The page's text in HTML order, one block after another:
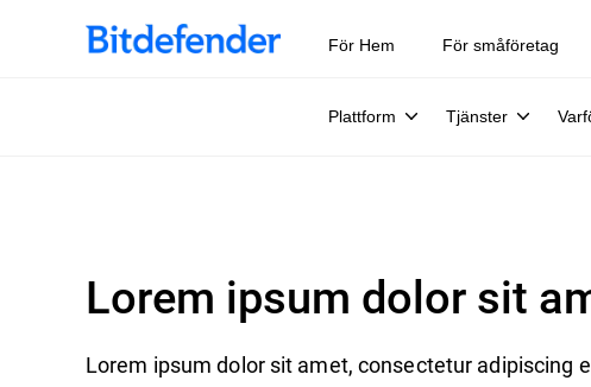
För Hem För småföretag
Plattform Tjänster
Lorem ipsum dolor sit
Lorem ipsum dolor sit amet, consectetur adipiscing